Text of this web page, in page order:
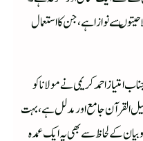
ںسے نوازا ہے،جن کا استعمال
احمد کریمی نے مولانا کو
القرآن جامع اور مدلل ہے، بہت
کے لحاظ سے بھی یہ ایک عمدہ